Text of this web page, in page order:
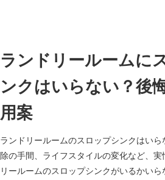
ランドリールームに
ンクはいらない？後
用案
ランドリールームのスロップシンクはい
除の手間、ライフスタイルの変化など、実
リールームのスロップシンクがいるかい